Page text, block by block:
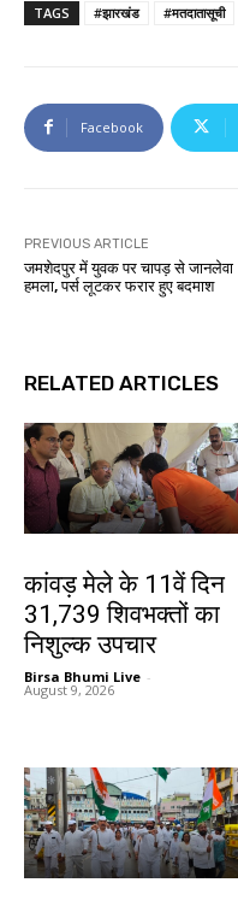
TAGS #झारखंड #मतदातासूची
Facebook
PREVIOUS ARTICLE
जमशेदपुर में युवक पर चापड़ से जानलेवा
हमला, पर्स लूटकर फरार हुए बदमाश
RELATED ARTICLES
कांवड़ मेले के 11वें दिन
31,739 शिवभक्तों का
निशुल्क उपचार
Birsa Bhumi Live -
August 9, 2026